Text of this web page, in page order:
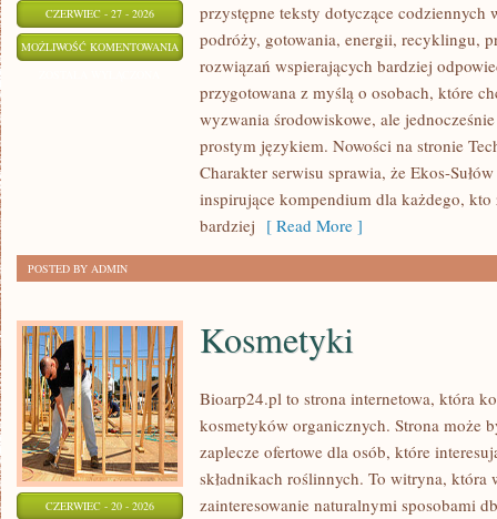
CZERWIEC - 27 - 2026
MOŻLIWOŚĆ KOMENTOWANIA PRZYRODA
OCHRONA
ŚRODOWISKA
przystępne teksty dotyczące
podróży, gotowania, energii, recyklingu,
rozwiązań wspierających bardziej
przygotowana z myślą o osobach, które
wyzwania środowiskowe, ale
prostym językiem. Nowości na stronie
Charakter serwisu sprawia, że Ekos-
inspirujące kompendium dla każdego, kto
bardziej [ Read More ]
POSTED BY ADMIN
CZERWIEC - 20 - 2026
Kosmetyki
Bioarp24.pl to strona internetowa, która
kosmetyków organicznych. Strona może
zaplecze ofertowe dla osób, które
składnikach roślinnych. To witryna, która
zainteresowanie naturalnymi sposobami